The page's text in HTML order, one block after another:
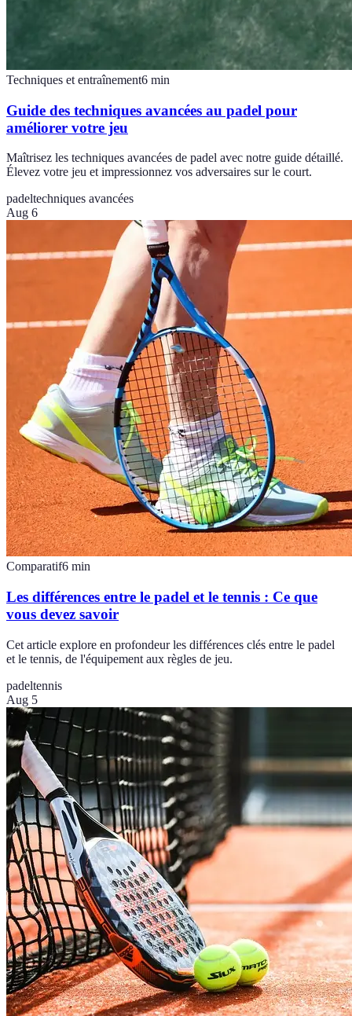
Techniques et entraînement6 min
Guide des techniques avancées au padel pour
améliorer votre jeu
Maîtrisez les techniques avancées de padel avec notre guide détaillé.
Élevez votre jeu et impressionnez vos adversaires sur le court.
padeltechniques avancées
Aug 6
Comparatif6 min
Les différences entre le padel et le tennis : Ce que
vous devez savoir
Cet article explore en profondeur les différences clés entre le padel
et le tennis, de l'équipement aux règles de jeu.
padeltennis
Aug 5